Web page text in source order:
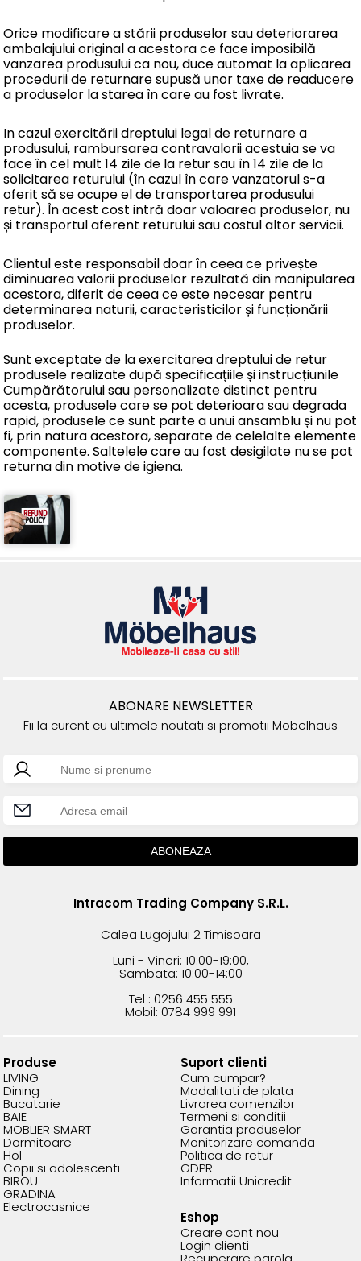
Orice modificare a stării produselor sau deteriorarea
ambalajului original a acestora ce face imposibilă
vanzarea produsului ca nou, duce automat la aplicarea
procedurii de returnare supusă unor taxe de readucere
a produselor la starea în care au fost livrate.
In cazul exercitării dreptului legal de returnare a
produsului, rambursarea contravalorii acestuia se va
face în cel mult 14 zile de la retur sau în 14 zile de la
solicitarea returului (în cazul în care vanzatorul s-a
oferit să se ocupe el de transportarea produsului
retur). În acest cost intră doar valoarea produselor, nu
și transportul aferent returului sau costul altor servicii.
Clientul este responsabil doar în ceea ce privește
diminuarea valorii produselor rezultată din manipularea
acestora, diferit de ceea ce este necesar pentru
determinarea naturii, caracteristicilor și funcționării
produselor.
Sunt exceptate de la exercitarea dreptului de retur
produsele realizate după specificațiile și instrucțiunile
Cumpărătorului sau personalizate distinct pentru
acesta, produsele care se pot deterioara sau degrada
rapid, produsele ce sunt parte a unui ansamblu și nu pot
fi, prin natura acestora, separate de celelalte elemente
componente. Saltelele care au fost desigilate nu se pot
returna din motive de igiena.
ABONARE NEWSLETTER
Fii la curent cu ultimele noutati si promotii Mobelhaus
Intracom Trading Company S.R.L.
Calea Lugojului 2 Timisoara
Luni - Vineri: 10:00-19:00,
Sambata: 10:00-14:00
Tel : 0256 455 555
Mobil: 0784 999 991
Produse
LIVING
Dining
Bucatarie
BAIE
MOBLIER SMART
Dormitoare
Hol
Copii si adolescenti
BIROU
GRADINA
Electrocasnice
Suport clienti
Cum cumpar?
Modalitati de plata
Livrarea comenzilor
Termeni si conditii
Garantia produselor
Monitorizare comanda
Politica de retur
GDPR
Informatii Unicredit
Eshop
Creare cont nou
Login clienti